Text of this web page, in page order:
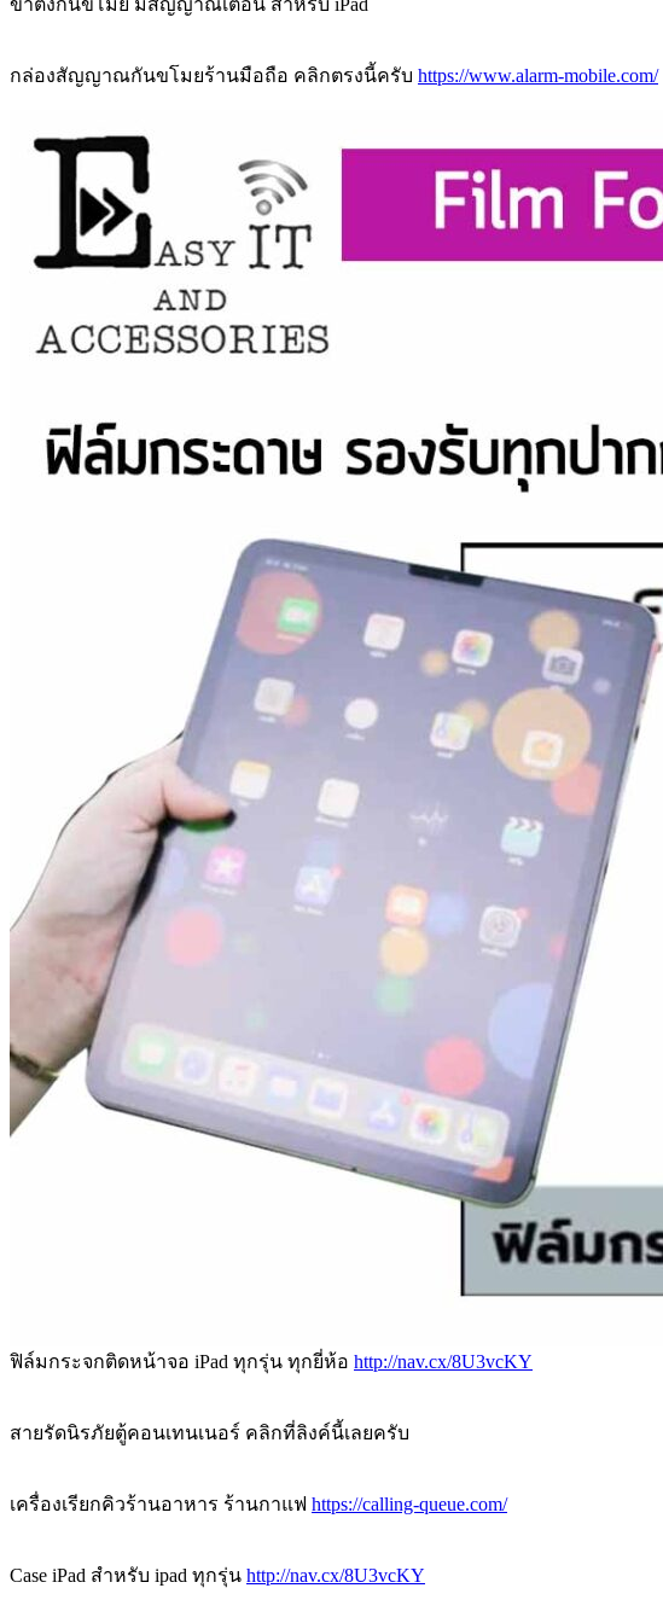
กล่องสัญญาณกันขโมยร้านมือถือ คลิกตรงนี้ครับ https://www.alarm-mobile.com/
ฟิล์มกระจกติดหน้าจอ iPad ทุกรุ่น ทุกยี่ห้อ http://nav.cx/8U3vcKY
สายรัดนิรภัยตู้คอนเทนเนอร์ คลิกที่ลิงค์นี้เลยครับ
เครื่องเรียกคิวร้านอาหาร ร้านกาแฟ https://calling-queue.com/
Case iPad สำหรับ ipad ทุกรุ่น http://nav.cx/8U3vcKY